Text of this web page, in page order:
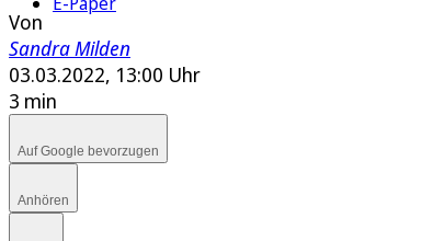
Von
Sandra Milden
03.03.2022, 13:00 Uhr
3 min
Auf Google bevorzugen
Anhören